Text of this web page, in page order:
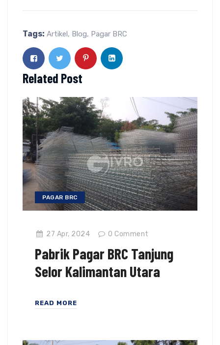
Tags: Artikel, Blog, Pagar BRC
Related Post
PAGAR BRC
27 Apr, 2024 0 Comment
Pabrik Pagar BRC Tanjung
Selor Kalimantan Utara
READ MORE